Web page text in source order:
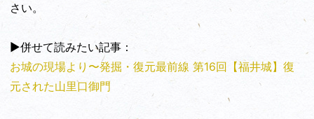
さい。
▶︎併せて読みたい記事：
お城の現場より〜発掘・復元最前線 第16回【福井城】復
元された山里口御門